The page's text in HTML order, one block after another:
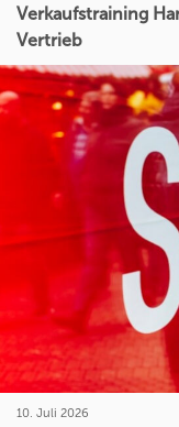
Verkaufstraining
Vertrieb
10. Juli 2026